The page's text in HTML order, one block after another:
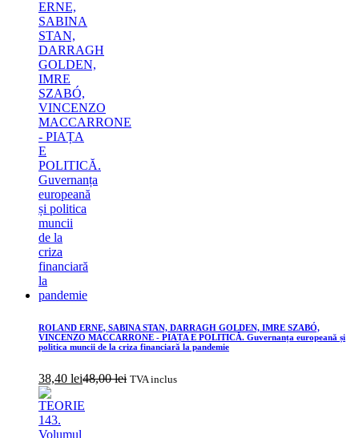
ROLAND ERNE, SABINA STAN, DARRAGH GOLDEN, IMRE SZABÓ,
VINCENZO MACCARRONE - PIAȚA E POLITICĂ. Guvernanța europeană și
politica muncii de la criza financiară la pandemie
38,40 lei48,00lei TVA inclus